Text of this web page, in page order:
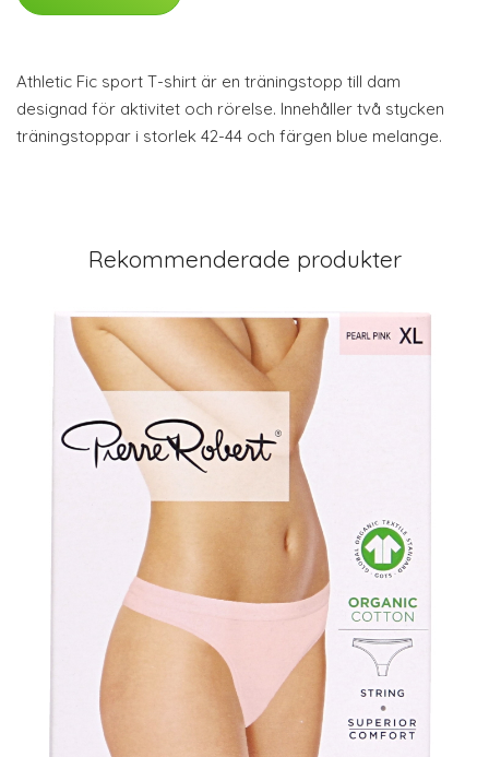
Athletic Fic sport T-shirt är en träningstopp till dam
designad för aktivitet och rörelse. Innehåller två stycken
träningstoppar i storlek 42-44 och färgen blue melange.
Rekommenderade produkter